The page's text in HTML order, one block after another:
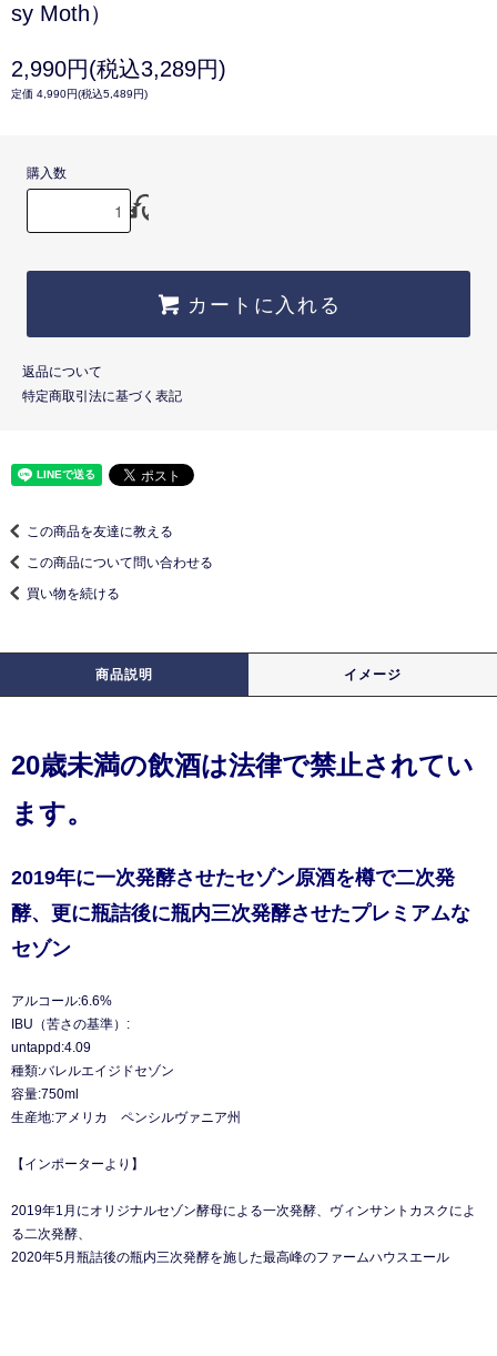
sy Moth）
2,990円(税込3,289円)
定価 4,990円(税込5,489円)
購入数
カートに入れる
返品について
特定商取引法に基づく表記
この商品を友達に教える
この商品について問い合わせる
買い物を続ける
商品説明 イメージ
20歳未満の飲酒は法律で禁止されてい
ます。
2019年に一次発酵させたセゾン原酒を樽で二次発
酵、更に瓶詰後に瓶内三次発酵させたプレミアムな
セゾン
アルコール:6.6%
IBU（苦さの基準）:
untappd:4.09
種類:バレルエイジドセゾン
容量:750ml
生産地:アメリカ ペンシルヴァニア州
【インポーターより】
2019年1月にオリジナルセゾン酵母による一次発酵、ヴィンサントカスクによ
る二次発酵、
2020年5月瓶詰後の瓶内三次発酵を施した最高峰のファームハウスエール